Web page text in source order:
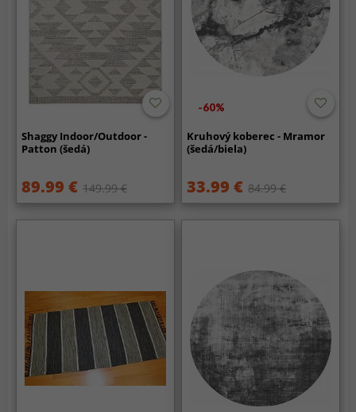
Shaggy Indoor/Outdoor -
Patton (šedá)
89.99 € 149.99 €
-60%
Kruhový koberec - Mramor
(šedá/biela)
33.99 € 84.99 €